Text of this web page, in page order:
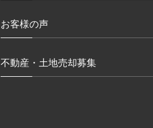
お客様の声
不動産・土地売却募集